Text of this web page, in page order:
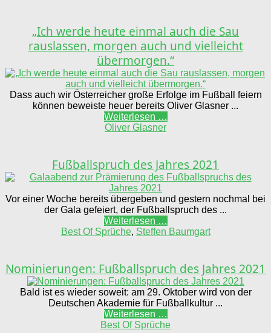
„Ich werde heute einmal auch die Sau
rauslassen, morgen auch und vielleicht
übermorgen.“
Dass auch wir Österreicher große Erfolge im Fußball feiern
können beweiste heuer bereits Oliver Glasner ...
Weiterlesen …
Oliver Glasner
Fußballspruch des Jahres 2021
Vor einer Woche bereits übergeben und gestern nochmal bei
der Gala gefeiert, der Fußballspruch des ...
Weiterlesen …
Best Of Sprüche, Steffen Baumgart
Nominierungen: Fußballspruch des Jahres 2021
Bald ist es wieder soweit: am 29. Oktober wird von der
Deutschen Akademie für Fußballkultur ...
Weiterlesen …
Best Of Sprüche